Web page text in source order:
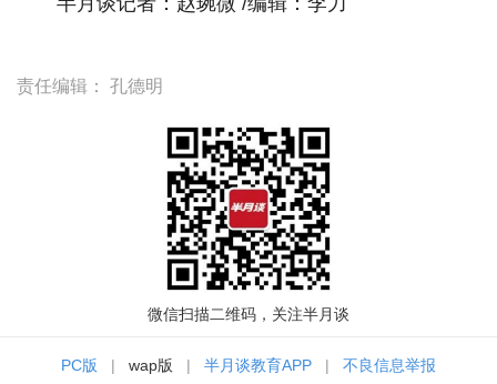
责任编辑： 孔德明
微信扫描二维码，关注半月谈
PC版 | wap版 | 半月谈教育APP | 不良信息举报